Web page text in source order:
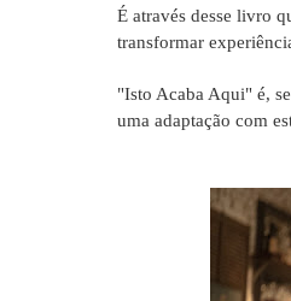
É através desse livro
transformar
"Isto Acaba Aqui" é,
uma adaptação com